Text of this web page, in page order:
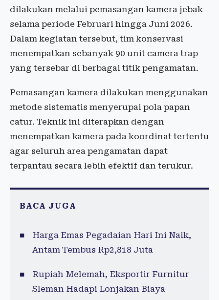
dilakukan melalui pemasangan kamera jebak
selama periode Februari hingga Juni 2026.
Dalam kegiatan tersebut, tim konservasi
menempatkan sebanyak 90 unit camera trap
yang tersebar di berbagai titik pengamatan.
Pemasangan kamera dilakukan menggunakan
metode sistematis menyerupai pola papan
catur. Teknik ini diterapkan dengan
menempatkan kamera pada koordinat tertentu
agar seluruh area pengamatan dapat
terpantau secara lebih efektif dan terukur.
BACA JUGA
Harga Emas Pegadaian Hari Ini Naik,
Antam Tembus Rp2,818 Juta
Rupiah Melemah, Eksportir Furnitur
Sleman Hadapi Lonjakan Biaya